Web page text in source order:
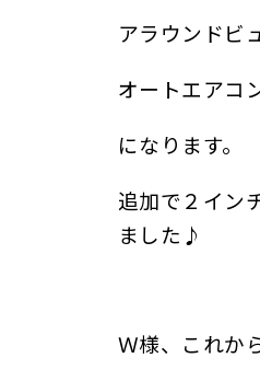
アラウンドビ
オートエアコ
になります。
追加で２イン
ました♪
Ｗ様、これか